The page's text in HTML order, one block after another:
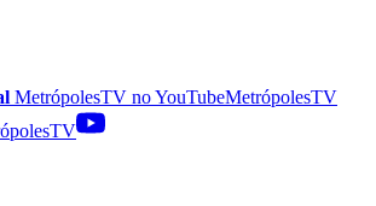
MetrópolesTV noYouTubeMetrópolesTV